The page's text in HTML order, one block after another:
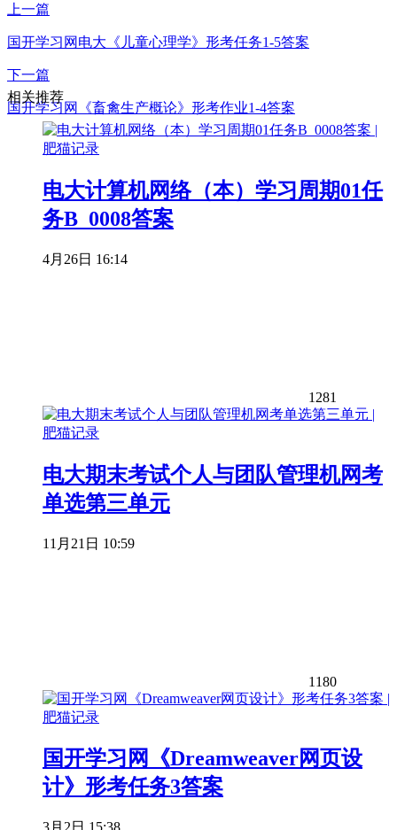
上一篇
国开学习网电大《儿童心理学》形考任务1-5答案
下一篇
国开学习网《畜禽生产概论》形考作业1-4答案
相关推荐
电大计算机网络（本）学习周期01任
务B_0008答案
4月26日 16:14
1281
电大期末考试个人与团队管理机网考
单选第三单元
11月21日 10:59
1180
国开学习网《Dreamweaver网页设
计》形考任务3答案